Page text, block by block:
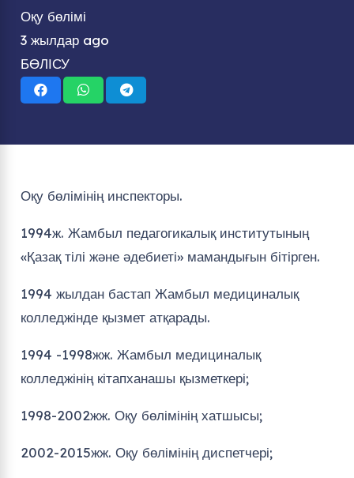
Оқу бөлімі
3 жылдар ago
БӨЛІСУ
Оқу бөлімінің инспекторы.
1994ж. Жамбыл педагогикалық институтының
«Қазақ тілі және әдебиеті» мамандығын бітірген.
1994 жылдан бастап Жамбыл медициналық
колледжінде қызмет атқарады.
1994 -1998жж. Жамбыл медициналық
колледжінің кітапханашы қызметкері;
1998-2002жж. Оқу бөлімінің хатшысы;
2002-2015жж. Оқу бөлімінің диспетчері;